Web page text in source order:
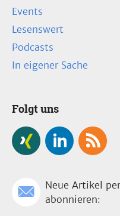
Events
Lesenswert
Podcasts
In eigener Sache
Folgt uns
Neue Artikel
abonnieren: